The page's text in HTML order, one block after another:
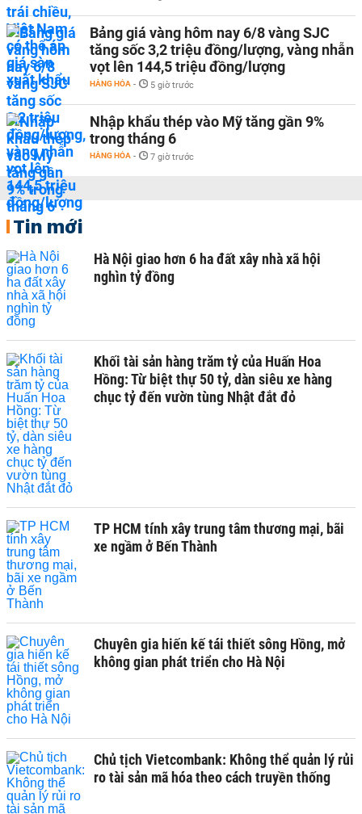
Bảng giá vàng hôm nay 6/8 vàng SJC
tăng sốc 3,2 triệu đồng/lượng, vàng nhẫn
vọt lên 144,5 triệu đồng/lượng
HÀNG HÓA - 5 giờ trước
Nhập khẩu thép vào Mỹ tăng gần 9%
trong tháng 6
HÀNG HÓA - 7 giờ trước
Tin mới
Hà Nội giao hơn 6 ha đất xây nhà xã hội
nghìn tỷ đồng
Khối tài sản hàng trăm tỷ của Huấn Hoa
Hồng: Từ biệt thự 50 tỷ, dàn siêu xe hàng
chục tỷ đến vườn tùng Nhật đắt đỏ
TP HCM tính xây trung tâm thương mại, bãi
xe ngầm ở Bến Thành
Chuyên gia hiến kế tái thiết sông Hồng, mở
không gian phát triển cho Hà Nội
Chủ tịch Vietcombank: Không thể quản lý rủi
ro tài sản mã hóa theo cách truyền thống